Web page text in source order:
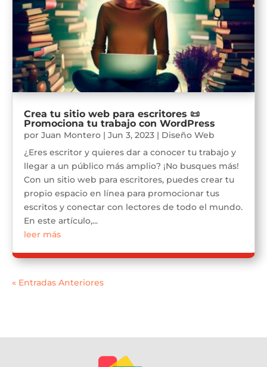
Crea tu sitio web para escritores 📜
Promociona tu trabajo con WordPress
porJuan Montero |Jun 3, 2023 | Diseño Web
¿Eres escritor y quieres dar a conocer tu trabajo y
llegar a un público más amplio? ¡No busques más!
Con un sitio web para escritores, puedes crear tu
propio espacio en línea para promocionar tus
escritos y conectar con lectores de todo el mundo.
En este artículo,...
leer más
« Entradas Anteriores